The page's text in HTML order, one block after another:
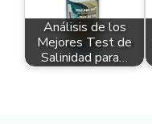
Análisis de los
Mejores Test de
Salinidad para…